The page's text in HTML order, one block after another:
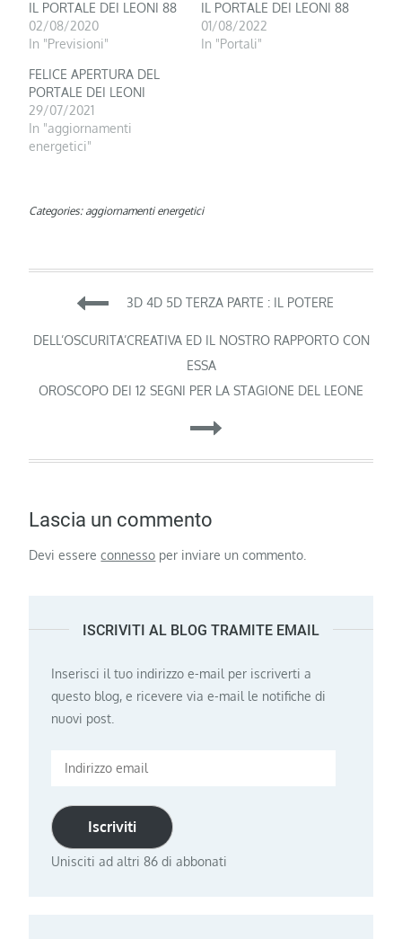
IL PORTALE DEI LEONI 88
02/08/2020
In "Previsioni"
IL PORTALE DEI LEONI 88
01/08/2022
In "Portali"
FELICE APERTURA DEL
PORTALE DEI LEONI
29/07/2021
In "aggiornamenti
energetici"
Categories: aggiornamenti energetici
Navigazione
articoli
3D 4D 5D TERZA PARTE : IL POTERE
DELL’OSCURITA’CREATIVA ED IL NOSTRO RAPPORTO CON
ESSA
OROSCOPO DEI 12 SEGNI PER LA STAGIONE DEL LEONE
Lascia un commento
Devi essereconnesso per inviare un commento.
ISCRIVITI AL BLOG TRAMITE EMAIL
Inserisci il tuo indirizzo e-mail per iscriverti a
questo blog, e ricevere via e-mail le notifiche di
nuovi post.
Indirizzo
Iscriviti
Unisciti ad altri 86 di abbonati